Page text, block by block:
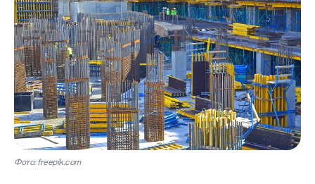
Фото: freepik.com